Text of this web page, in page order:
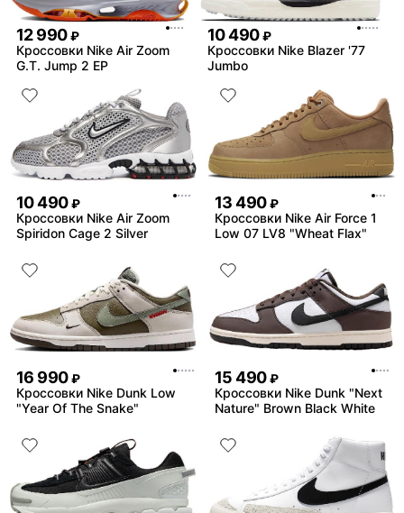
12 990 ₽
Кроссовки Nike Air Zoom
G.T. Jump 2 EP
10 490 ₽
Кроссовки Nike Blazer '77
Jumbo
10 490 ₽
Кроссовки Nike Air Zoom
Spiridon Cage 2 Silver
13 490 ₽
Кроссовки Nike Air Force 1
Low 07 LV8 "Wheat Flax"
16 990 ₽
Кроссовки Nike Dunk Low
"Year Of The Snake"
15 490 ₽
Кроссовки Nike Dunk "Next
Nature" Brown Black White